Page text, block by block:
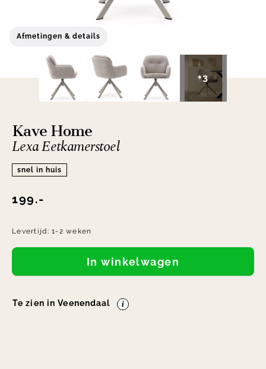
Afmetingen & details
+3
Kave Home
Lexa Eetkamerstoel
snel in huis
199.-
Levertijd:1-2 weken
In winkelwagen
Te zien in Veenendaal